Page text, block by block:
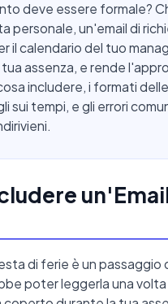
deve essere formale?
personale, un'email di
il calendario del tuo
assenza, e rende
includere, i formati
sui tempi, e gli errori
di ferie è un
poter leggerla una